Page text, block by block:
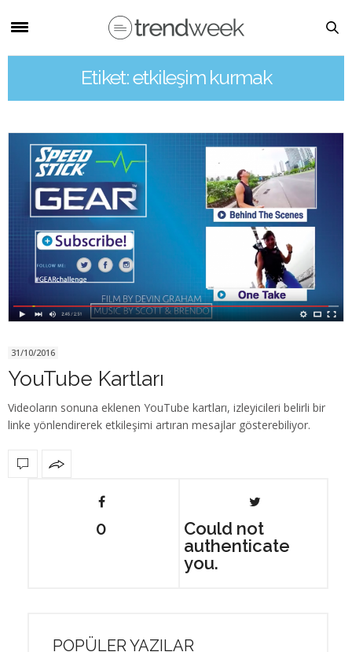
Etiket: etkileşim kurmak
31/10/2016
YouTube Kartları
Videoların sonuna eklenen YouTube kartları, izleyicileri belirli bir
linke yönlendirerek etkileşimi artıran mesajlar gösterebiliyor.
0
Could not
authenticate
you.
POPÜLER YAZILAR